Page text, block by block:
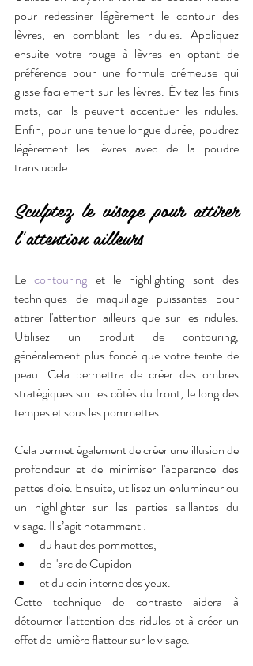
pour redessiner légèrement le contour des
lèvres, en comblant les ridules. Appliquez
ensuite votre rouge à lèvres en optant de
préférence pour une formule crémeuse qui
glisse facilement sur les lèvres. Évitez les finis
mats, car ils peuvent accentuer les ridules.
Enfin, pour une tenue longue durée, poudrez
légèrement les lèvres avec de la poudre
translucide.
Sculptez le visage pour attirer
l'attention ailleurs
Le contouring et le highlighting sont des
techniques de maquillage puissantes pour
attirer l'attention ailleurs que sur les ridules.
Utilisez un produit de contouring,
généralement plus foncé que votre teinte de
peau. Cela permettra de créer des ombres
stratégiques sur les côtés du front, le long des
tempes et sous les pommettes.
Cela permet également de créer une illusion de
profondeur et de minimiser l'apparence des
pattes d'oie. Ensuite, utilisez un enlumineur ou
un highlighter sur les parties saillantes du
visage. Il s’agit notamment :
du haut des pommettes,
de l'arc de Cupidon
et du coin interne des yeux.
Cette technique de contraste aidera à
détourner l'attention des ridules et à créer un
effet de lumière flatteur sur le visage.